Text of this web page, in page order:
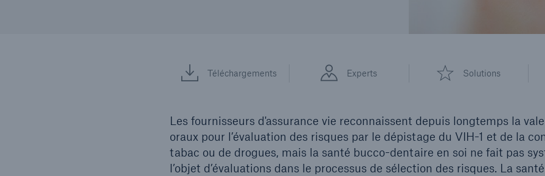
Téléchargements Experts Solutions
Les fournisseurs d'assurance vie reconnaissent depuis longtemps la
oraux pour l’évaluation des risques par le dépistage du VIH-1 et de la
tabac ou de drogues, mais la santé bucco-dentaire en soi ne fait pas
l’objet d’évaluations dans le processus de sélection des risques. La